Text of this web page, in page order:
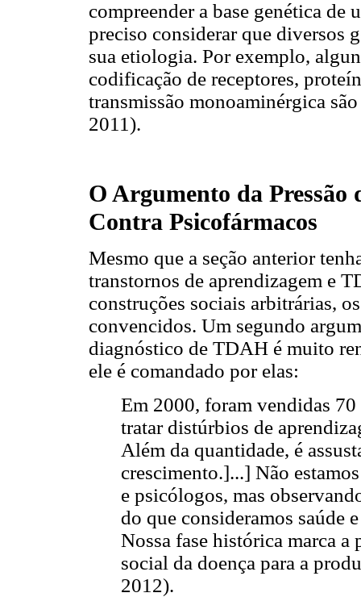
compreender a base genética
preciso considerar que diversos
sua etiologia. Por exemplo,
codificação de receptores,
transmissão monoaminérgica
2011).
O Argumento da Pressão
Contra Psicofármacos
Mesmo que a seção anterior
transtornos de aprendizagem e
construções sociais arbitrárias,
convencidos. Um segundo
diagnóstico de TDAH é muito
ele é comandado por elas:
Em 2000, foram vendidas
tratar distúrbios de
Além da quantidade, é
crescimento.]...] Não
e psicólogos, mas
do que consideramos saúde
Nossa fase histórica marca a
social da doença para a
2012).